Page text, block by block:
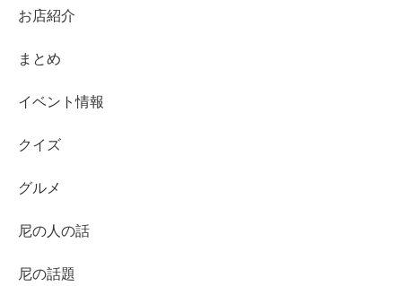
お店紹介
まとめ
イベント情報
クイズ
グルメ
尼の人の話
尼の話題